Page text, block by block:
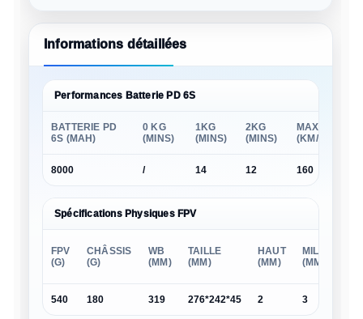
Informations détaillées
Performances Batterie PD 6S
BATTERIE PD
6S (MAH)
0 KG
(MINS)
1KG
(MINS)
2KG
(MINS)
MAX
(KM/H)
8000 / 14 12 160
Spécifications Physiques FPV
FPV
(G)
CHÂSSIS
(G)
WB
(MM)
TAILLE
(MM)
HAUT
(MM)
MILIEU
(MM)
540 180 319 276*242*45 2 3